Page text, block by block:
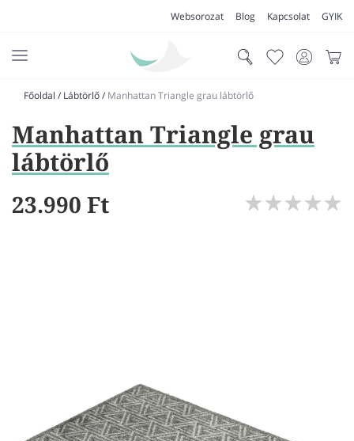
Websorozat Blog Kapcsolat GYIK
AKCIÓK
SZŐNYEG
FÜRDŐSZOBA SZŐNYEG
AJÁNDÉK ÖTLETEK
Főoldal / Lábtörlő/ Manhattan Triangle grau lábtörlő
Manhattan Triangle grau
lábtörlő
23.990 Ft